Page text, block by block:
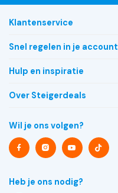
Klantenservice
Snel regelen in je account
Hulp en inspiratie
Over Steigerdeals
Wil je ons volgen?
Heb je ons nodig?